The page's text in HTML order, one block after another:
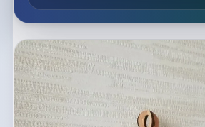
Список макетов